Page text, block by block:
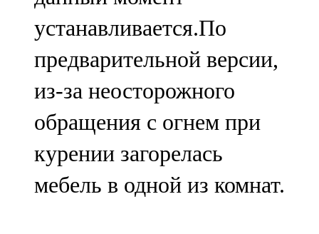
устанавливается.По
предварительной версии,
из-за неосторожного
обращения с огнем при
курении загорелась
мебель в одной из комнат.